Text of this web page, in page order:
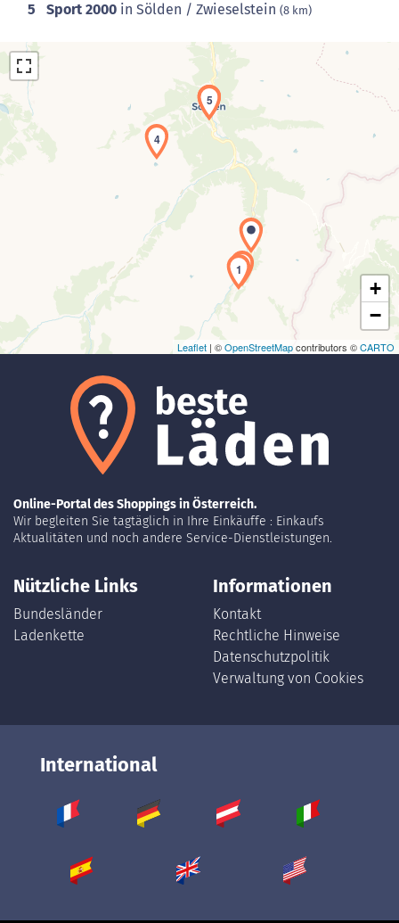
5 Sport 2000 in Sölden / Zwieselstein (8 km)
Laden der Karte...
12
3
4
5
+
−
Leaflet | ©OpenStreetMapcontributors ©CARTO
Online-Portal des Shoppings in Österreich.
Wir begleiten Sie tagtäglich in Ihre Einkäuffe : Einkaufs
Aktualitäten und noch andere Service-Dienstleistungen.
Nützliche Links
Bundesländer
Ladenkette
Informationen
Kontakt
Rechtliche Hinweise
Datenschutzpolitik
Verwaltung von Cookies
International